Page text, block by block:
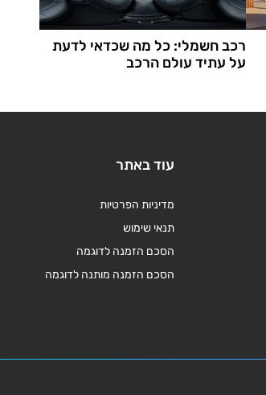
רכב חשמלי: כל מה שכדאי לדעת
על עתיד עולם הרכב
עוד באתר
מדיניות הפרטיות
תנאי שימוש
הסכם הזמנה לדוגמה
הסכם הזמנה מותנה לדוגמה